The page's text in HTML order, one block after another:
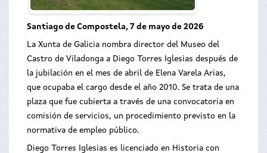
Santiago de Compostela, 7 de mayo de 2026
La Xunta de Galicia nombra director del Museo del
Castro de Viladonga a Diego Torres Iglesias después de
la jubilación en el mes de abril de Elena Varela Arias,
que ocupaba el cargo desde el año 2010. Se trata de una
plaza que fue cubierta a través de una convocatoria en
comisión de servicios, un procedimiento previsto en la
normativa de empleo público.
Diego Torres Iglesias es licenciado en Historia con